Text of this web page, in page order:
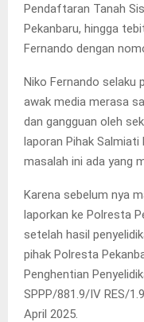
Pendaftaran Tanah
Pekanbaru, hingga
Fernando dengan
Niko Fernando selaku
awak media merasa
dan gangguan oleh
laporan Pihak
masalah ini ada yang
Karena sebelum nya
laporkan ke Polresta
setelah hasil
pihak Polresta
Penghentian
SPPP/881.9/IV RES/
April 2025.